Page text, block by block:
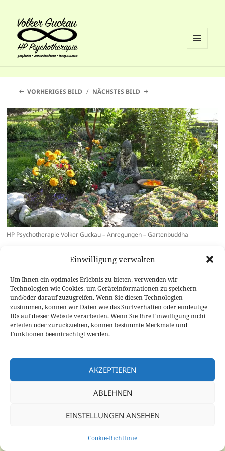
Einwilligung verwalten
Um Ihnen ein optimales Erlebnis zu bieten, verwenden wir
Technologien wie Cookies, um Geräteinformationen zu speichern
und/oder darauf zuzugreifen. Wenn Sie diesen Technologien
zustimmen, können wir Daten wie das Surfverhalten oder eindeutige
IDs auf dieser Website verarbeiten. Wenn Sie Ihre Einwilligung nicht
erteilen oder zurückziehen, können bestimmte Merkmale und
Funktionen beeinträchtigt werden.
AKZEPTIEREN
ABLEHNEN
EINSTELLUNGEN ANSEHEN
Cookie-Richtlinie
VORHERIGES BILD NÄCHSTES BILD
HP Psychotherapie Volker Guckau – Anregungen – Gartenbuddha
am
Beitragsnavigation
VERÖFFENTLICHT IN
Anregungen
Datenschutzrichtlinie Stolz präsentiert von WordPress